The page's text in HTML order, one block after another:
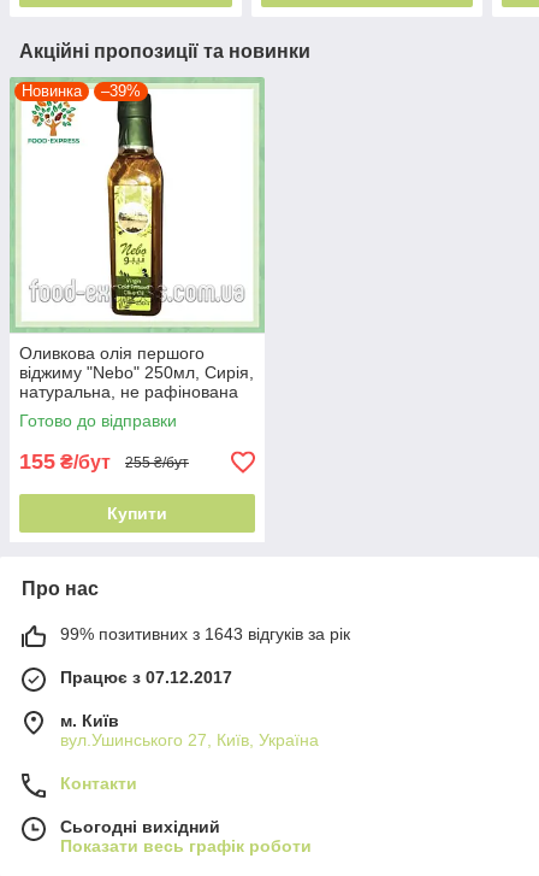
Акційні пропозиції та новинки
Новинка –39%
Оливкова олія першого
віджиму "Nebo" 250мл, Сирія,
натуральна, не рафінована
Готово до відправки
155 ₴/бут 255 ₴/бут
Купити
Про нас
99% позитивних з 1643 відгуків за рік
Працює з 07.12.2017
м. Київ
вул.Ушинського 27, Київ, Україна
Контакти
Сьогодні вихідний
Показати весь графік роботи